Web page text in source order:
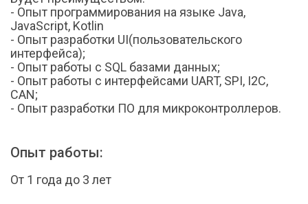
- Опыт программирования на языке Java,
JavaScript, Kotlin
- Опыт разработки UI(пользовательского
интерфейса);
- Опыт работы с SQL базами данных;
- Опыт работы с интерфейсами UART, SPI, I2C,
CAN;
- Опыт разработки ПО для микроконтроллеров.
Опыт работы:
От 1 года до 3 лет